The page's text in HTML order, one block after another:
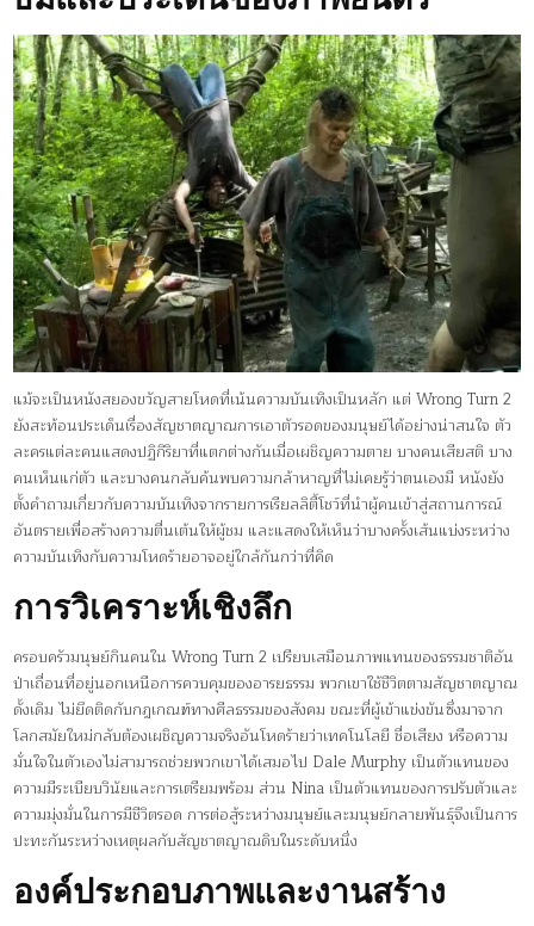
แม้จะเป็นหนังสยองขวัญสายโหดที่เน้นความบันเทิงเป็นหลัก แต่ Wrong Turn 2
ยังสะท้อนประเด็นเรื่องสัญชาตญาณการเอาตัวรอดของมนุษย์ได้อย่างน่าสนใจ ตัว
ละครแต่ละคนแสดงปฏิกิริยาที่แตกต่างกันเมื่อเผชิญความตาย บางคนเสียสติ บาง
คนเห็นแก่ตัว และบางคนกลับค้นพบความกล้าหาญที่ไม่เคยรู้ว่าตนเองมี หนังยัง
ตั้งคำถามเกี่ยวกับความบันเทิงจากรายการเรียลลิตี้โชว์ที่นำผู้คนเข้าสู่สถานการณ์
อันตรายเพื่อสร้างความตื่นเต้นให้ผู้ชม และแสดงให้เห็นว่าบางครั้งเส้นแบ่งระหว่าง
ความบันเทิงกับความโหดร้ายอาจอยู่ใกล้กันกว่าที่คิด
การวิเคราะห์เชิงลึก
ครอบครัวมนุษย์กินคนใน Wrong Turn 2 เปรียบเสมือนภาพแทนของธรรมชาติอัน
ป่าเถื่อนที่อยู่นอกเหนือการควบคุมของอารยธรรม พวกเขาใช้ชีวิตตามสัญชาตญาณ
ดั้งเดิม ไม่ยึดติดกับกฎเกณฑ์ทางศีลธรรมของสังคม ขณะที่ผู้เข้าแข่งขันซึ่งมาจาก
โลกสมัยใหม่กลับต้องเผชิญความจริงอันโหดร้ายว่าเทคโนโลยี ชื่อเสียง หรือความ
มั่นใจในตัวเองไม่สามารถช่วยพวกเขาได้เสมอไป Dale Murphy เป็นตัวแทนของ
ความมีระเบียบวินัยและการเตรียมพร้อม ส่วน Nina เป็นตัวแทนของการปรับตัวและ
ความมุ่งมั่นในการมีชีวิตรอด การต่อสู้ระหว่างมนุษย์และมนุษย์กลายพันธุ์จึงเป็นการ
ปะทะกันระหว่างเหตุผลกับสัญชาตญาณดิบในระดับหนึ่ง
องค์ประกอบภาพและงานสร้าง